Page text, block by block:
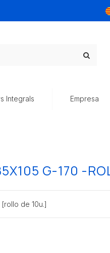
Integrals Empresa
G-170 -
[rollo de 10u.]